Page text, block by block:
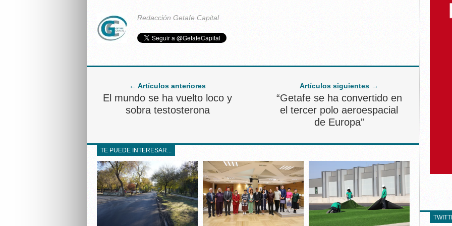
Redacción Getafe Capital
← Artículos anteriores
El mundo se ha vuelto loco y
sobra testosterona
Artículos siguientes →
“Getafe se ha convertido en
el tercer polo aeroespacial
de Europa”
TE PUEDE INTERESAR...